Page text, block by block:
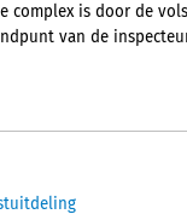
complex is door de
van de